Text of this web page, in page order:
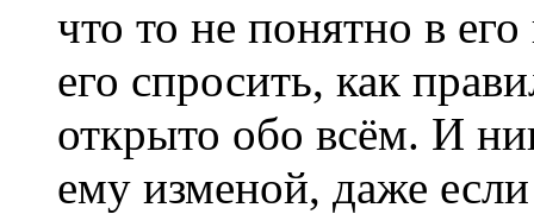
что то не понятно в
его спросить, как
открыто обо всём. И
ему изменой, даже